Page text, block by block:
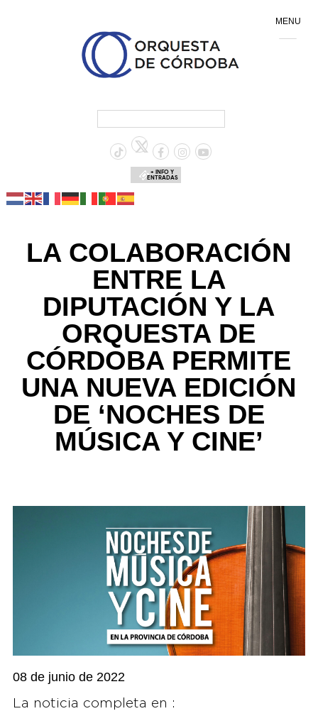
+ INFO Y
ENTRADAS
LA COLABORACIÓN
ENTRE LA
DIPUTACIÓN Y LA
ORQUESTA DE
CÓRDOBA PERMITE
UNA NUEVA EDICIÓN
DE ‘NOCHES DE
MÚSICA Y CINE’
08 de junio de 2022
La noticia completa en :
MENU